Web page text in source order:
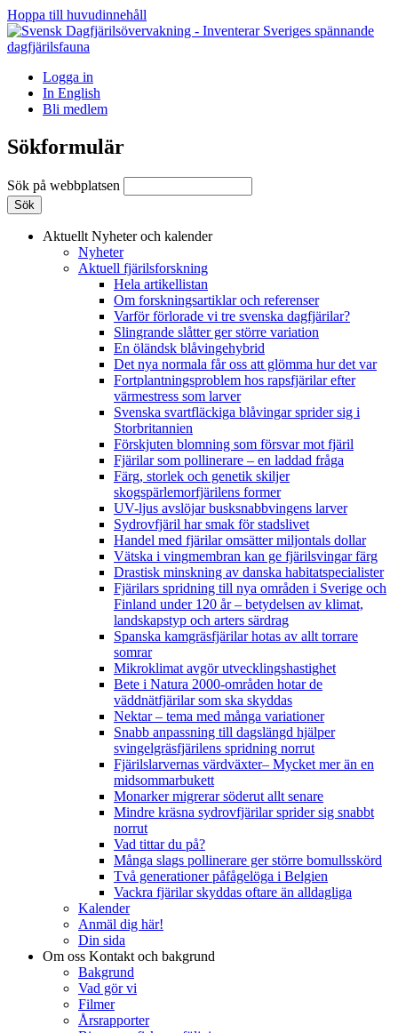
Hoppa till huvudinnehåll
Logga in
In English
Bli medlem
Sökformulär
Sök på webbplatsen
Aktuellt Nyheter och kalender
Nyheter
Aktuell fjärilsforskning
Hela artikellistan
Om forskningsartiklar och referenser
Varför förlorade vi tre svenska dagfjärilar?
Slingrande slåtter ger större variation
En öländsk blåvingehybrid
Det nya normala får oss att glömma hur det var
Fortplantningsproblem hos rapsfjärilar efter
värmestress som larver
Svenska svartfläckiga blåvingar sprider sig i
Storbritannien
Förskjuten blomning som försvar mot fjäril
Fjärilar som pollinerare – en laddad fråga
Färg, storlek och genetik skiljer
skogspärlemorfjärilens former
UV-ljus avslöjar busksnabbvingens larver
Sydrovfjäril har smak för stadslivet
Handel med fjärilar omsätter miljontals dollar
Vätska i vingmembran kan ge fjärilsvingar färg
Drastisk minskning av danska habitatspecialister
Fjärilars spridning till nya områden i Sverige och
Finland under 120 år– betydelsen av klimat,
landskapstyp och arters särdrag
Spanska kamgräsfjärilar hotas av allt torrare
somrar
Mikroklimat avgör utvecklingshastighet
Bete i Natura 2000-områden hotar de
väddnätfjärilar som ska skyddas
Nektar – tema med många variationer
Snabb anpassning till dagslängd hjälper
svingelgräsfjärilens spridning norrut
Fjärilslarvernas värdväxter– Mycket mer än en
midsommarbukett
Monarker migrerar söderut allt senare
Mindre kräsna sydrovfjärilar sprider sig snabbt
norrut
Vad tittar du på?
Många slags pollinerare ger större bomullsskörd
Två generationer påfågelöga i Belgien
Vackra fjärilar skyddas oftare än alldagliga
Kalender
Anmäl dig här!
Din sida
Om oss Kontakt och bakgrund
Bakgrund
Vad gör vi
Filmer
Årsrapporter